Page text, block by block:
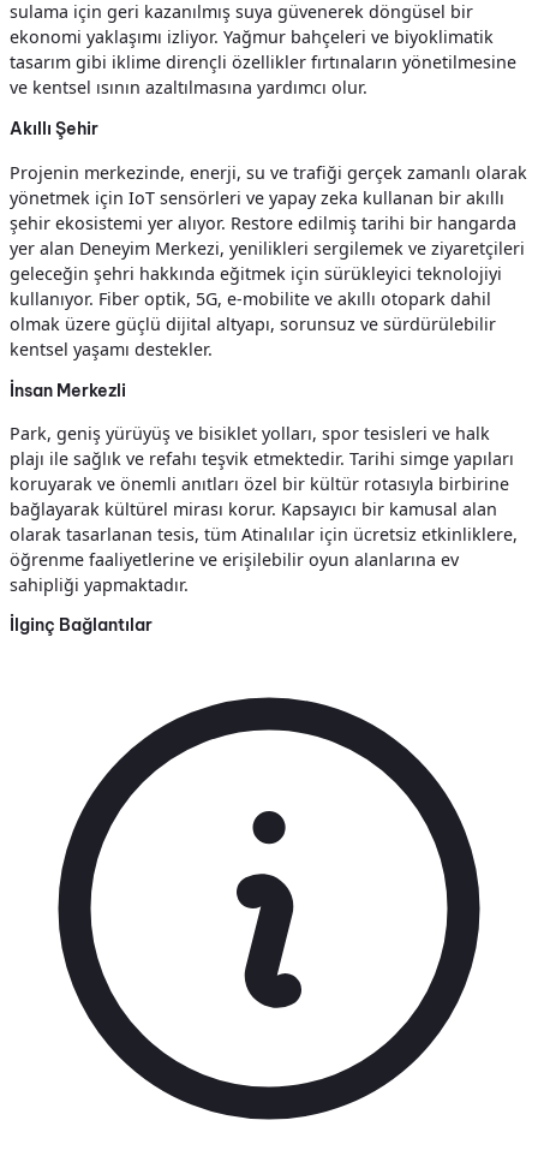
sulama için geri kazanılmış suya güvenerek döngüsel bir
ekonomi yaklaşımı izliyor. Yağmur bahçeleri ve biyoklimatik
tasarım gibi iklime dirençli özellikler fırtınaların yönetilmesine
ve kentsel ısının azaltılmasına yardımcı olur.
Akıllı Şehir
Projenin merkezinde, enerji, su ve trafiği gerçek zamanlı olarak
yönetmek için IoT sensörleri ve yapay zeka kullanan bir akıllı
şehir ekosistemi yer alıyor. Restore edilmiş tarihi bir hangarda
yer alan Deneyim Merkezi, yenilikleri sergilemek ve ziyaretçileri
geleceğin şehri hakkında eğitmek için sürükleyici teknolojiyi
kullanıyor. Fiber optik, 5G, e-mobilite ve akıllı otopark dahil
olmak üzere güçlü dijital altyapı, sorunsuz ve sürdürülebilir
kentsel yaşamı destekler.
İnsan Merkezli
Park, geniş yürüyüş ve bisiklet yolları, spor tesisleri ve halk
plajı ile sağlık ve refahı teşvik etmektedir. Tarihi simge yapıları
koruyarak ve önemli anıtları özel bir kültür rotasıyla birbirine
bağlayarak kültürel mirası korur. Kapsayıcı bir kamusal alan
olarak tasarlanan tesis, tüm Atinalılar için ücretsiz etkinliklere,
öğrenme faaliyetlerine ve erişilebilir oyun alanlarına ev
sahipliği yapmaktadır.
İlginç Bağlantılar